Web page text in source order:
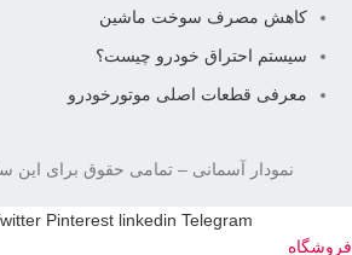
کاهش مصرف سوخت ماشین
سیستم احتراق خودرو چیست؟
معرفی قطعات اصلی موتورخودرو
نمودار آسمانی – تمامی حقوق برای این
Pinterest linkedin Telegram
فروشگاه